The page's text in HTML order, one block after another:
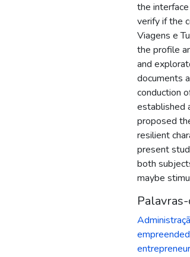
the
verify if the
Viagens e
the profile
and
documents
conduction
established
proposed
resilient
present
both
maybe